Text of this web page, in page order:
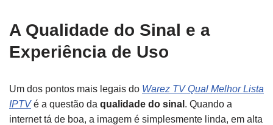
A Qualidade do Sinal e a
Experiência de Uso
Um dos pontos mais legais do Warez TV Qual Melhor Lista
IPTVé a questão da qualidade do sinal . Quando a
internet tá de boa, a imagem é simplesmente linda, em alta